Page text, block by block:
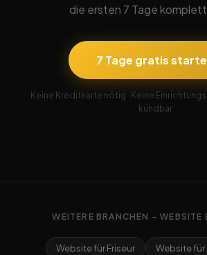
die ersten 7 Tage
7 Tage gratis
Keine Kreditkarte nötig · Keine
kündbar
WEITERE BRANCHEN – WEBSITE
Website für Friseur
Website